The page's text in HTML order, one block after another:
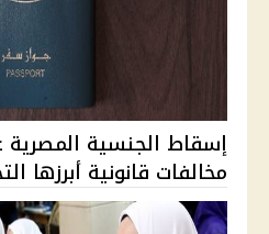
مخالفات قانونية أبرزها